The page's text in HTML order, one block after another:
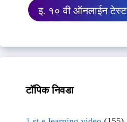
इ. १० वी ऑनलाईन टेस्ट
टॉपिक निवडा